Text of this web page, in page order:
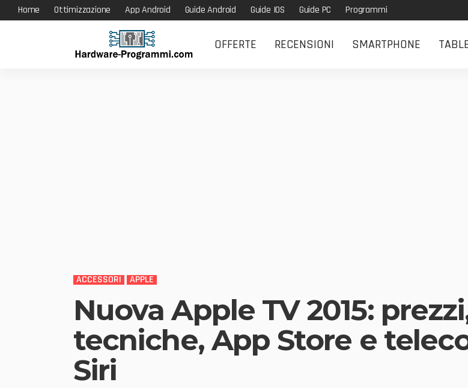
Home Ottimizzazione App Android Guide Android Guide IOS Guide PC Programmi
OFFERTE RECENSIONI SMARTPHONE
ACCESSORI APPLE
Nuova Apple TV 2015:
tecniche, App Store e
Siri